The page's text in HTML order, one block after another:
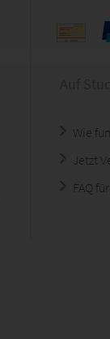
Wie
Jetzt
FAQ